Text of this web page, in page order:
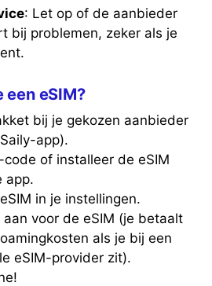
: Let op of de aanbieder
bij problemen, zeker als je
een eSIM?
bij je gekozen aanbieder
app).
code of installeer de eSIM
app.
in je instellingen.
aan voor de eSIM (je betaalt
als je bij een
eSIM-provider zit).